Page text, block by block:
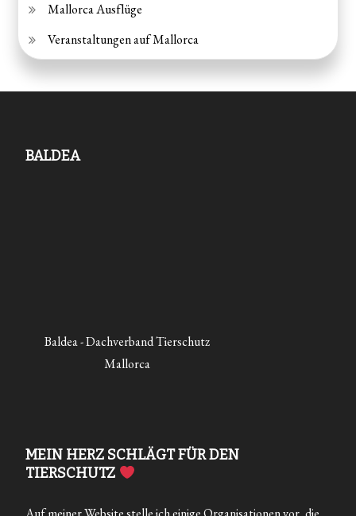
Mallorca Ausflüge
Veranstaltungen auf Mallorca
BALDEA
Baldea - Dachverband Tierschutz
Mallorca
MEIN HERZ SCHLÄGT FÜR DEN
TIERSCHUTZ